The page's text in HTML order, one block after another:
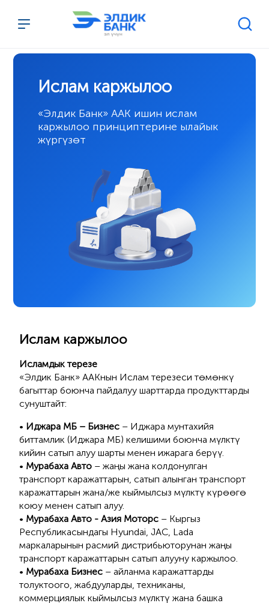
Перейти к содержимому
Ислам каржылоо
«Элдик Банк» ААК ишин ислам
каржылоо принциптерине ылайык
жүргүзөт
Ислам каржылоо
Исламдык терезе
«Элдик Банк» ААКнын Ислам терезеси төмөнкү
багыттар боюнча пайдалуу шарттарда продукттарды
сунуштайт:
• Иджара МБ – Бизнес – Иджара мунтахийя
биттамлик (Иджара МБ) келишими боюнча мүлктү
кийин сатып алуу шарты менен ижарага берүү.
• Мурабаха Авто – жаңы жана колдонулган
транспорт каражаттарын, сатып алынган транспорт
каражаттарын жана/же кыймылсыз мүлктү күрөөгө
коюу менен сатып алуу.
• Мурабаха Авто - Азия Моторс – Кыргыз
Республикасындагы Hyundai, JAC, Lada
маркаларынын расмий дистрибьюторунан жаңы
транспорт каражаттарын сатып алууну каржылоо.
• Мурабаха Бизнес – айланма каражаттарды
толуктоого, жабдууларды, техниканы,
коммерциялык кыймылсыз мүлктү жана башка